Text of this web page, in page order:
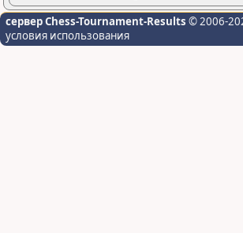
сервер Chess-Tournament-Results © 2006-
условия использования